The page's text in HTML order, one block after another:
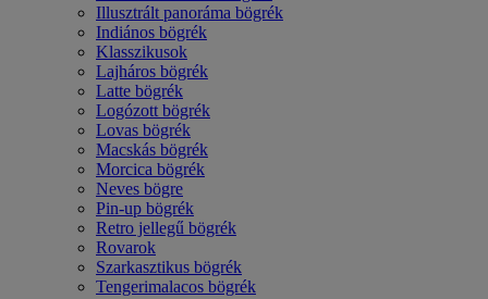
Illusztrált panoráma bögrék
Indiános bögrék
Klasszikusok
Lajháros bögrék
Latte bögrék
Logózott bögrék
Lovas bögrék
Macskás bögrék
Morcica bögrék
Neves bögre
Pin-up bögrék
Retro jellegű bögrék
Rovarok
Szarkasztikus bögrék
Tengerimalacos bögrék